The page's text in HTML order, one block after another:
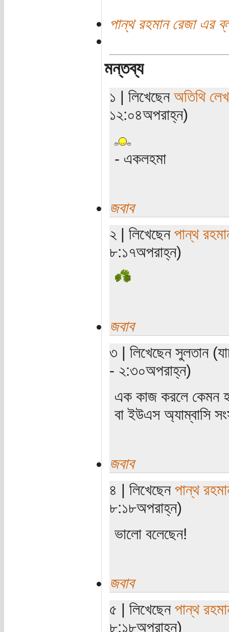
পান্থ রহমান রেজা এর
মন্তব্য
১ | লিখেছেন অতিথি
১২:০৪অপরাহ্ন)
- একলহমা
জবাব
২ | লিখেছেন পান্থ
৮:১৭অপরাহ্ন)
জবাব
৩ | লিখেছেন সুলতান
- ২:৩০অপরাহ্ন)
এক কাজ করলে কেমন
বা ইউএস অ্যাম্বাসি
জবাব
৪ | লিখেছেন পান্থ
৮:১৮অপরাহ্ন)
ভালো বলেছেন!
জবাব
৫ | লিখেছেন পান্থ
৮:১৮অপরাহ্ন)